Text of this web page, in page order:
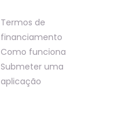
Termos de
financiamento
Como funciona
Submeter uma
aplicação